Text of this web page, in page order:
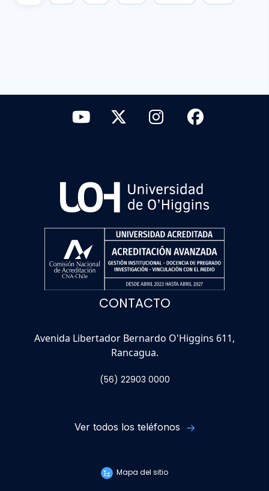
CONTACTO
Avenida Libertador Bernardo O'Higgins 611,
Rancagua.
(56) 22903 0000
Ver todos los teléfonos
Mapa del sitio